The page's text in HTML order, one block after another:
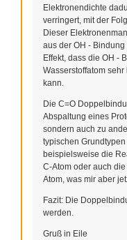
Elektronendichte
verringert, mit der
Dieser
aus der OH -
Effekt, dass die OH -
Wasserstoffatom
kann.
Die C=O
Abspaltung eines
sondern auch zu
typischen
beispielsweise die
C-Atom oder auch
Atom, was mir aber
Fazit: Die
werden.
Gruß in Eile